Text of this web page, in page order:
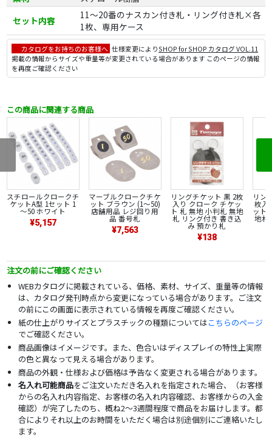
セット内容
11～20番のナスカン付き札・リング付き札×各
1枚、専用ケース
カタログをお持ちのお客様へ 仕様変更によりSHOP for SHOP カタログ VOL.11
掲載の情報からサイズや重量等が変更されている場合があります このページの情報
を再度ご確認ください
この商品に関連する商品
スチロールクロークチ
ケットA型 1セット 1
～50 ホワイト
¥5,157
マーブルクロークチケ
ット ブラウン (1～50)
店舗用品 レジ回り用
品 番号札
¥7,563
リングチケット 黒 2枚
入り クローク チケッ
ト 札 無地 小判札 無地
札 リング付き 書き込
み 預かり札
¥138
リン
枚入
ット
地札
注文の前にご確認ください
WEBカタログに掲載されている、価格、素材、サイズ、重量等の情報
は、カタログ発刊時点から変更になっている場合があります。ご注文
の前にこの画面に表示されている情報を再度ご確認ください。
紙の仕上がりサイズとプラスチックの種類についてはこちらのページ
でご確認ください。
商品画像はイメージです。また、色合いはディスプレイの特性上実際
の色と異なって見える場合があります。
商品の外観・仕様および価格は予告なく変更される場合があります。
名入れ可能商品をご注文いただき名入れを指定された場合、（お客様
からの名入れ内容指定、お客様の名入れ内容確認、お客様からの入金
確認）が完了したのち、概ね2～3週間程度で商品をお届けします。都
合によりそれ以上のお時間をいただく場合は別途個別にご連絡いたし
ます。